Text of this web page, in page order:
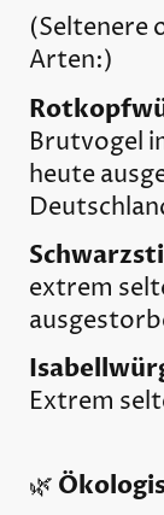
(Seltenere
Arten:)
Brutvogel
heute
extrem
Extrem
🌿